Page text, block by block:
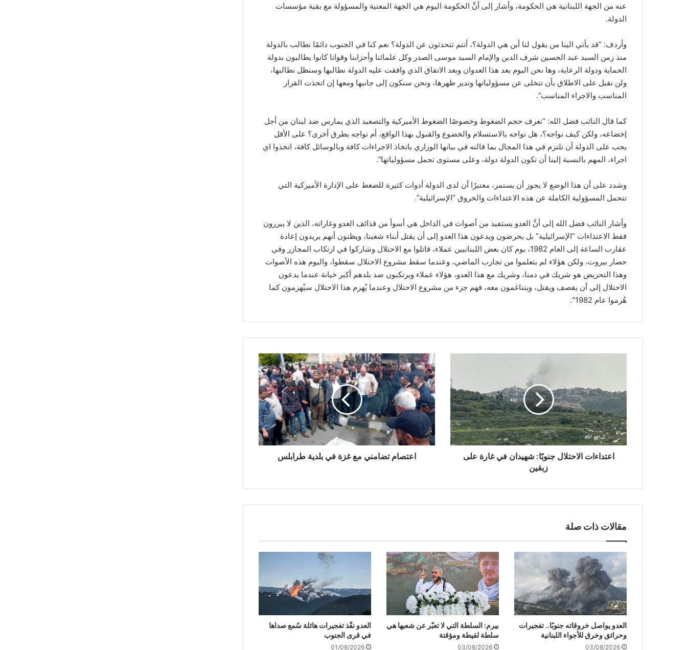
عنه من الجهة اللبنانية هي الحكومة، وأشار إلى أنَّ الحكومة اليوم هي الجهة المعنية والمسؤولة مع بقية مؤسسات
الدولة.
وأردف: “قد يأتي الينا من يقول لنا أين هي الدولة؟، أنتم تتحدثون عن الدولة؟ نعم كنا في الجنوب دائمًا نطالب بالدولة
منذ زمن السيد عبد الحسين شرف الدين والإمام السيد موسى الصدر وكل علمائنا وأحزابنا وقوانا كانوا يطالبون بدولة
الحماية ودولة الرعاية، وها نحن اليوم بعد هذا العدوان وبعد الاتفاق الذي وافقت عليه الدولة نطالبها وسنظل نطالبها،
ولن نقبل على الاطلاق بأن تتخلى عن مسؤولياتها وتدير ظهرها، ونحن سنكون إلى جانبها ومعها إن اتخذت القرار
المناسب والاجراء المناسب”.
كما قال النائب فضل الله: “نعرف حجم الضغوط وخصوصًا الضغوط الأميركية والتصعيد الذي يمارس ضد لبنان من أجل
إخضاعه، ولكن كيف نواجه؟، هل نواجه بالاستسلام والخضوع والقبول بهذا الواقع، أم نواجه بطرق أخرى؟ على الأقل
يجب على الدولة أن تلتزم في هذا المجال بما قالته في بيانها الوزاري باتخاذ الاجراءات كافة وبالوسائل كافة، اتخذوا اي
اجراء، المهم بالنسبة إلينا أن تكون الدولة دولة، وعلى مستوى تحمل مسؤولياتها”.
وشدد على أن هذا الوضع لا يجوز أن يستمر، معتبرًا أن لدى الدولة أدوات كثيرة للضغط على الإدارة الأميركية التي
تتحمل المسؤولية الكاملة عن هذه الاعتداءات والخروق “الإسرائيلية”.
وأشار النائب فضل الله إلى أنَّ العدو يستفيد من أصوات في الداخل هي أسوأ من قذائف العدو وغاراته، الذين لا يبررون
فقط الاعتداءات “الإسرائيلية” بل يحرضون ويدعون هذا العدو إلى أن يقتل أبناء شعبنا، ويظنون أنهم يريدون إعادة
عقارب الساعة إلى العام 1982، يوم كان بعض اللبنانيين عملاء، قاتلوا مع الاحتلال وشاركوا في ارتكاب المجازر وفي
حصار بيروت، ولكن هؤلاء لم يتعلموا من تجارب الماضي، وعندما سقط مشروع الاحتلال سقطوا، واليوم هذه الأصوات
وهذا التحريض هو شريك في دمنا، وشريك مع هذا العدو، هؤلاء عملاء ويرتكبون ضد بلدهم أكبر خيانة عندما يدعون
الاحتلال إلى أن يقصف ويقتل، ويتناغمون معه، فهم جزء من مشروع الاحتلال وعندما يُهزم هذا الاحتلال سيُهزمون كما
هُزموا عام 1982″.
د
ا
ت
ا
ت
ج
ن
و
ا
ش
ه
ي
د
ا
ن
اعتداءات الاحتلال جنوبًا: شهيدان في غارة على
زبقين
ا
ع
ت
ص
ا
م
ت
ض
ا
م
ف
ي
ب
ل
د
ي
ة
ط
ر
اعتصام تضامني مع غزة في بلدية طرابلس
مقالات ذات صلة
العدو يواصل خروقاته جنوبًا.. تفجيرات
وحرائق وخرق للأجواء اللبنانية
03/08/2026
بيرم: السلطة التي لا تعبّر عن شعبها هي
سلطة لقيطة ومؤقتة
03/08/2026
العدو نفّذ تفجيرات هائلة سُمع صداها
في قرى الجنوب
01/08/2026